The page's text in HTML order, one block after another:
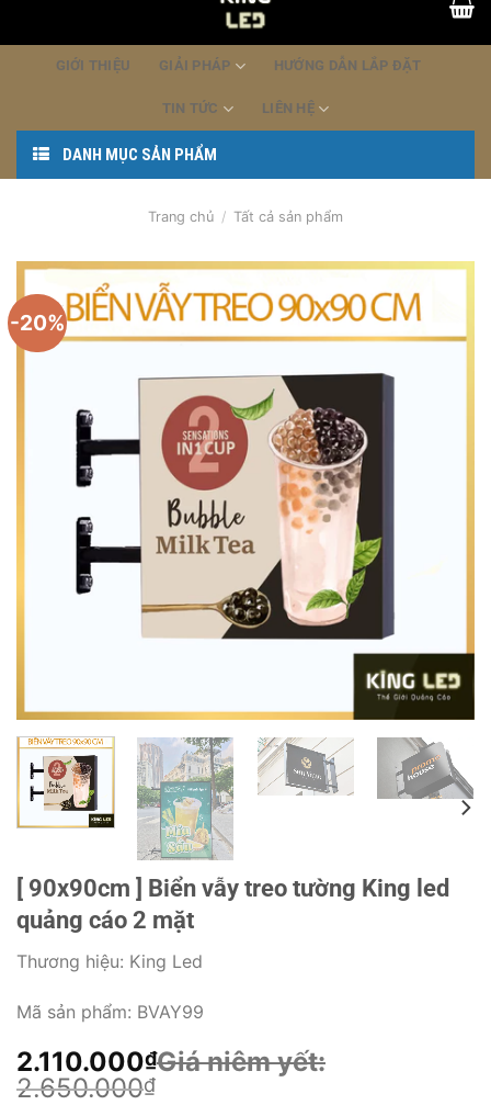
GIỚI THIỆU GIẢI PHÁP HƯỚNG DẪN LẮP ĐẶT
TIN TỨC LIÊN HỆ
DANH MỤC SẢN PHẨM
Trang chủ / Tất cả sản phẩm
-20%
[ 90x90cm ] Biển vẫy treo tường King led
quảng cáo 2 mặt
Thương hiệu: King Led
Mã sản phẩm: BVAY99
2.110.000₫Giá niêm yết:
2.650.000₫